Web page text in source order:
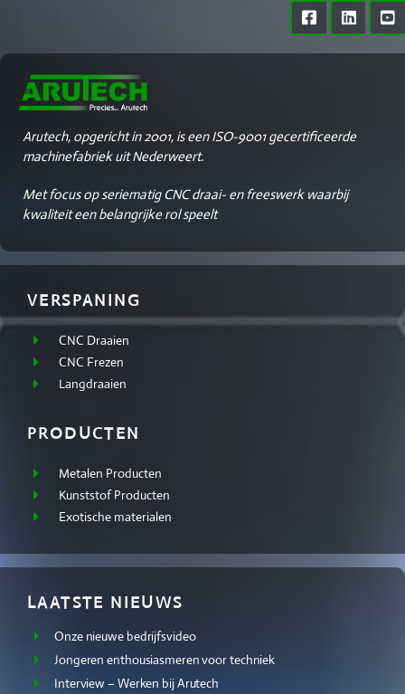
Arutech, opgericht in 2001, is een ISO-9001 gecertificeerde
machinefabriek uit Nederweert.
Met focus op seriematig CNC draai- en freeswerk waarbij
kwaliteit een belangrijke rol speelt
VERSPANING
CNC Draaien
CNC Frezen
Langdraaien
PRODUCTEN
Metalen Producten
Kunststof Producten
Exotische materialen
LAATSTE NIEUWS
Onze nieuwe bedrijfsvideo
Jongeren enthousiasmeren voor techniek
Interview – Werken bij Arutech